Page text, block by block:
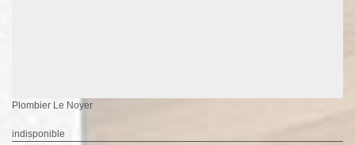
Plombier Le Noyer
indisponible